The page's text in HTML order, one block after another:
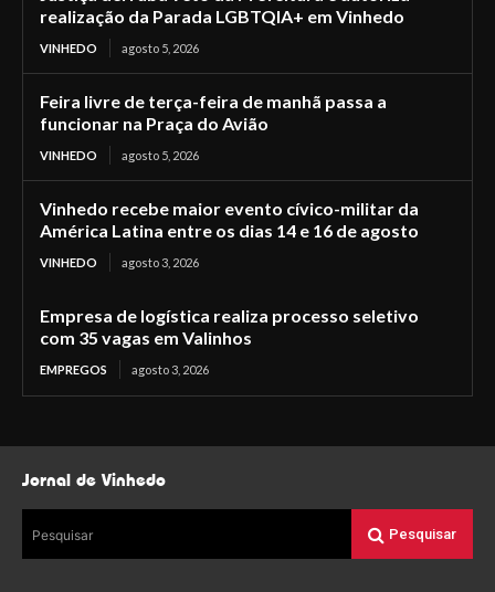
realização da Parada LGBTQIA+ em Vinhedo
VINHEDO agosto 5, 2026
Feira livre de terça-feira de manhã passa a
funcionar na Praça do Avião
VINHEDO agosto 5, 2026
Vinhedo recebe maior evento cívico-militar da
América Latina entre os dias 14 e 16 de agosto
VINHEDO agosto 3, 2026
Empresa de logística realiza processo seletivo
com 35 vagas em Valinhos
EMPREGOS agosto 3, 2026
Jornal de Vinhedo
Pesquisar Pesquisar